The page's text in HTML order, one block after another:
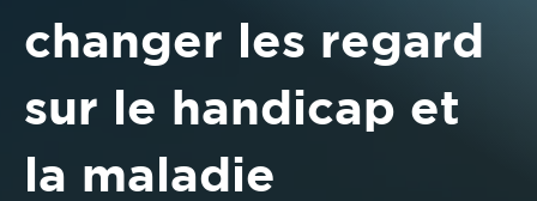
changer les regard
sur le handicap et
la maladie